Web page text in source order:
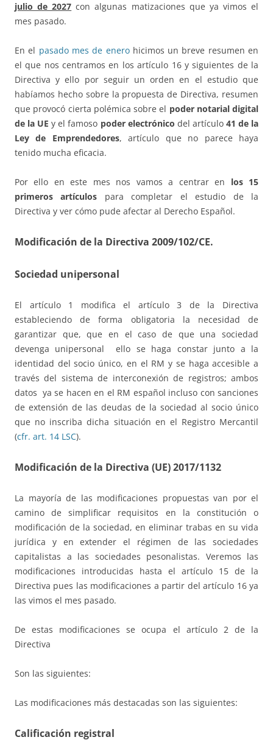
julio de 2027 con algunas matizaciones que ya vimos el
mes pasado.
En el pasado mes de enerohicimos un breve resumen en
el que nos centramos en los artículo 16 y siguientes de la
Directiva y ello por seguir un orden en el estudio que
habíamos hecho sobre la propuesta de Directiva, resumen
que provocó cierta polémica sobre el poder notarial digital
de la UE y el famoso poder electrónico del artículo 41 de la
Ley de Emprendedores, artículo que no parece haya
tenido mucha eficacia.
Por ello en este mes nos vamos a centrar en los 15
primeros artículos para completar el estudio de la
Directiva y ver cómo pude afectar al Derecho Español.
Modificación de la Directiva 2009/102/CE.
Sociedad unipersonal
El artículo 1 modifica el artículo 3 de la Directiva
estableciendo de forma obligatoria la necesidad de
garantizar que, que en el caso de que una sociedad
devenga unipersonal ello se haga constar junto a la
identidad del socio único, en el RM y se haga accesible a
través del sistema de interconexión de registros; ambos
datos ya se hacen en el RM español incluso con sanciones
de extensión de las deudas de la sociedad al socio único
que no inscriba dicha situación en el Registro Mercantil
(cfr. art. 14 LSC).
Modificación de la Directiva (UE) 2017/1132
La mayoría de las modificaciones propuestas van por el
camino de simplificar requisitos en la constitución o
modificación de la sociedad, en eliminar trabas en su vida
jurídica y en extender el régimen de las sociedades
capitalistas a las sociedades pesonalistas. Veremos las
modificaciones introducidas hasta el artículo 15 de la
Directiva pues las modificaciones a partir del artículo 16 ya
las vimos el mes pasado.
De estas modificaciones se ocupa el artículo 2 de la
Directiva
Son las siguientes:
Las modificaciones más destacadas son las siguientes:
Calificación registral